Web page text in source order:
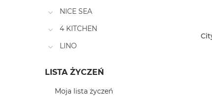
NICE SEA
4 KITCHEN
LINO
LISTA ŻYCZEŃ
Moja lista życzeń